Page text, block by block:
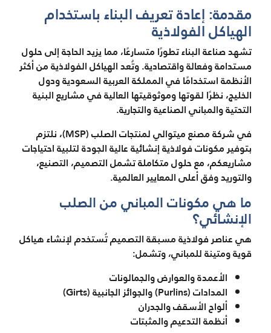
مقدمة: إعادة تعريف البناء باستخدام
الهياكل الفولاذية
تشهد صناعة البناء تطورًا متسارعًا، مما يزيد الحاجة إلى حلول
مستدامة وفعالة واقتصادية. وتُعد الهياكل الفولاذية من أكثر
الأنظمة استخدامًا في المملكة العربية السعودية ودول
الخليج، نظرًا لقوتها وموثوقيتها العالية في مشاريع البنية
التحتية والمباني الصناعية والتجارية.
في شركة مصنع ميتوالي لمنتجات الصلب (MSP)، نلتزم
بتوفير مكونات فولاذية إنشائية عالية الجودة لتلبية احتياجات
مشاريعكم، مع حلول متكاملة تشمل التصميم، التصنيع،
والتوريد وفق أعلى المعايير العالمية.
ما هي مكونات المباني من الصلب
الإنشائي؟
هي عناصر فولاذية مسبقة التصميم تُستخدم لإنشاء هياكل
قوية ومتينة للمباني، وتشمل:
الأعمدة والعوارض والجمالونات
المدادات (Purlins) والجوائز الجانبية (Girts)
ألواح الأسقف والجدران
أنظمة التدعيم والمثبتات